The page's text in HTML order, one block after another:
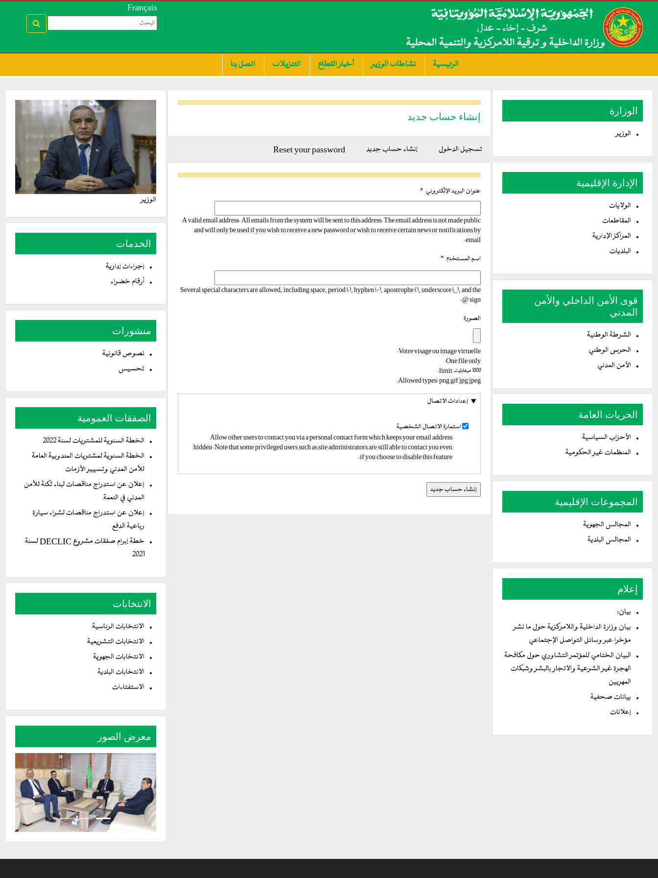
Français
الرئيسية نشاطات الوزير أخبار القطاع التنزيلات اتصل بنا
الوزارة
الوزير
الإدارة الإقليمية
الولايات
المقاطعات
المراكز الإدارية
البلديات
قوى الأمن الداخلي والأمن
المدني
الشرطة الوطنية
الحرس الوطني
الأمن المدني
الحريات العامة
الأحزاب السياسية
المنظمات غير الحكومية
المجموعات الإقليمية
المجالس الجهوية
المجالس البلدية
إعلام
بيان:
بيان وزارة الداخلية واللامركزية حول ما نشر
مؤخرا عبر وسائل التواصل الإجتماعي
البيان الختامي للمؤتمر التشاوري حول مكافحة
الهجرة غير الشرعية والاتجار بالبشر وشبكات
المهربين
بيانات صحفية
إعلانات
إنشاء حساب جديد
التبويبات
تسجيل الدخول إنشاء حساب جديد
التبويب
النشطة)
Reset your password
عنوان البريد الإلكتروني
A valid email address. All emails from the system will be sent to this address. The email address is not made public
and will only be used if you wish to receive a new password or wish to receive certain news or notifications by
email.
اسم المستخدم
Several special characters are allowed, including space, period (.), hyphen (-), apostrophe ('), underscore (_), and the
@ sign.
الصورة
Votre visage ou image virtuelle.
One file only.
1000 ميغابايت limit.
Allowed types: png gif jpg jpeg.
إعدادات الاتصال
استمارة الاتصال الشخصية
Allow other users to contact you via a personal contact form which keeps your email address
hidden. Note that some privileged users such as site administrators are still able to contact you even
if you choose to disable this feature.
الوزير
الخدمات
إجراءات إدارية
أرقام خضراء
منشورات
نصوص قانونية
تحسيس
الصفقات العمومية
الخطة السنوية للمشتريات لسنة 2022
الخطة السنوية لمشتريات المندوبية العامة
للأمن المدني وتسيير الأزمات
إعلان عن استدراج مناقصات لبناء ثكنة للأمن
المدني في النعمة
إعلان عن استدراج مناقصات لشراء سيارة
رباعية الدفع
خطة إبرام صفقات مشروع DECLIC لسنة
2021
الانتخابات
الانتخابات الرئاسية
الانتخابات التشريعية
الانتخابات الجهوية
الانتخابات البلدية
الاستفتاءات
معرض الصور